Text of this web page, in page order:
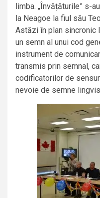
limba. „Învățăturile” s-
la Neagoe la fiul său
Astăzi în plan sincronic
un semn al unui cod
instrument de
transmis prin semnal,
codificatorilor de
nevoie de semne